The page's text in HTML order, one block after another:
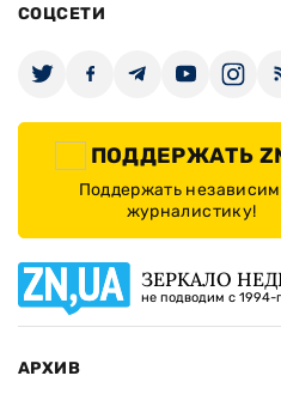
СОЦСЕТИ
ПОДДЕРЖАТЬ
Поддержать
журналистику!
ЗЕРКАЛО
не подводим с 1994-
АРХИВ